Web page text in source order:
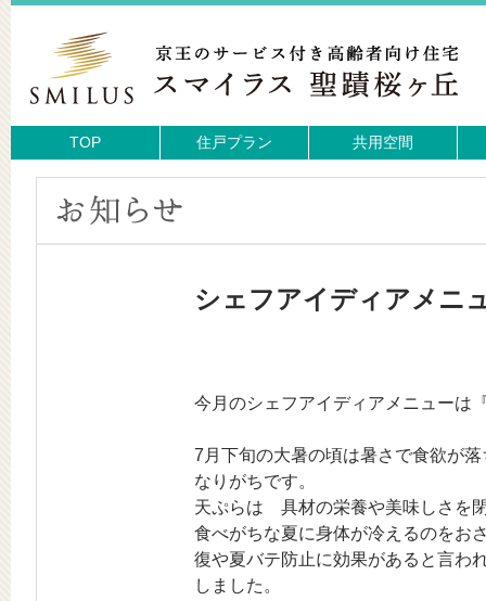
TOP 住戸プラン 共用空間
シェフアイディアメニ
今月のシェフアイディアメニューは
7月下旬の大暑の頃は暑さで食欲が
なりがちです。
天ぷらは 具材の栄養や美味しさを
食べがちな夏に身体が冷えるのをお
復や夏バテ防止に効果があると言わ
しました。